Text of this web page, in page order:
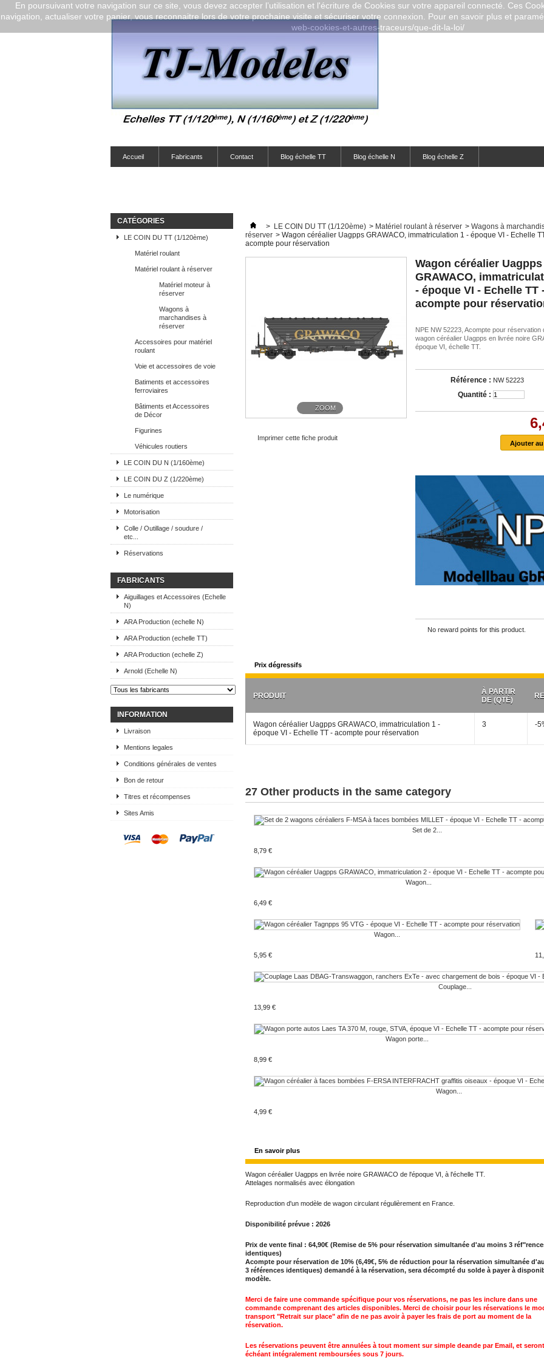
Accueil Fabricants Contact Blog échelle TT Blog échelle N Blog échelle Z
CATÉGORIES
LE COIN DU TT (1/120ème)
Matériel roulant
Matériel roulant à réserver
Matériel moteur à
réserver
Wagons à
marchandises à
réserver
Accessoires pour matériel
roulant
Voie et accessoires de voie
Batiments et accessoires
ferroviaires
Bâtiments et Accessoires
de Décor
Figurines
Véhicules routiers
LE COIN DU N (1/160ème)
LE COIN DU Z (1/220ème)
Le numérique
Motorisation
Colle / Outillage / soudure /
etc...
Réservations
FABRICANTS
Aiguillages et Accessoires (Echelle
N)
ARA Production (echelle N)
ARA Production (echelle TT)
ARA Production (echelle Z)
Arnold (Echelle N)
INFORMATION
Livraison
Mentions legales
Conditions générales de ventes
Bon de retour
Titres et récompenses
Sites Amis
> LE COIN DU TT (1/120ème) > Matériel roulant à réserver > Wagons à
réserver > Wagon céréalier Uagpps GRAWACO, immatriculation 1 - époque VI - Echelle
acompte pour réservation
ZOOM
Imprimer cette fiche produit
Wagon céréalier Uagpps
GRAWACO,
- époque VI - Echelle TT
acompte pour
NPE NW 52223, Acompte pour réservation
wagon céréalier Uagpps en livrée noire
époque VI, échelle TT.
Référence : NW 52223
Quantité :
No reward points for this product.
Prix dégressifs
PRODUIT
À PARTIR
DE (QTÉ)
Wagon céréalier Uagpps GRAWACO, immatriculation 1 -
époque VI - Echelle TT - acompte pour réservation
3 -
27 Other products in the same category
Set de 2...
8,79 €
Wagon...
6,49 €
Wagon...
5,95 €
Couplage...
13,99 €
Wagon porte...
8,99 €
Wagon...
4,99 €
En savoir plus
Wagon céréalier Uagpps en livrée noire GRAWACO de l'époque VI, à l'échelle TT.
Attelages normalisés avec élongation
Reproduction d'un modèle de wagon circulant régulièrement en France.
Disponibilité prévue : 2026
Prix de vente final : 64,90€ (Remise de 5% pour réservation simultanée d'au moins 3
identiques)
Acompte pour réservation de 10% (6,49€, 5% de réduction pour la réservation simultanée
3 références identiques) demandé à la réservation, sera décompté du solde à payer à
modèle.
Merci de faire une commande spécifique pour vos réservations, ne pas les inclure dans une
commande comprenant des articles disponibles. Merci de choisir pour les réservations le
transport "Retrait sur place" afin de ne pas avoir à payer les frais de port au moment de la
réservation.
Les réservations peuvent être annulées à tout moment sur simple deande par Email, et
échéant intégralement remboursées sous 7 jours.
En poursuivant votre navigation sur ce site, vous devez accepter l’utilisation et l'écriture de Cookies sur votre appareil connecté. Ces
navigation, actualiser votre panier, vous reconnaitre lors de votre prochaine visite et sécuriser votre connexion. Pour en savoir plus et
web-cookies-et-autres-traceurs/que-dit-la-loi/